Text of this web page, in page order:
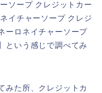
ソープ クレジットカー
イチャーソープ クレジ
ーロネイチャーソープ
いう感じで調べてみ
みた所、クレジットカ